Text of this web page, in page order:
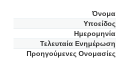
Όνομα
Υποείδος
Ημερομηνία
Τελευταία Ενημέρωση
Προηγούμενες Oνομασίες